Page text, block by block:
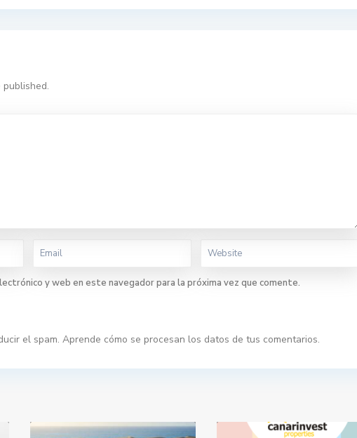
y web en este navegador para la próxima vez que comente.
el spam. Aprende cómo se procesan los datos de tus comentarios.